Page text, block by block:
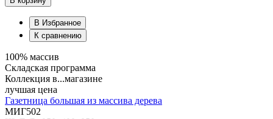
В Избранное
К сравнению
100% массив
Складская программа
Коллекция в...магазине
лучшая цена
Газетница большая из массива дерева
МИГ502